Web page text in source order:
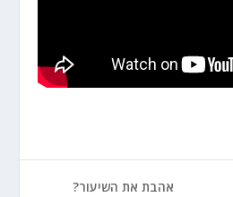
אהבת את השיעור?